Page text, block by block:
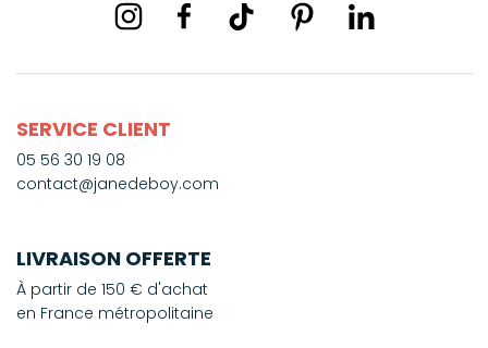
SERVICE CLIENT
05 56 30 19 08
contact@janedeboy.com
LIVRAISON OFFERTE
À partir de 150 € d'achat
en France métropolitaine